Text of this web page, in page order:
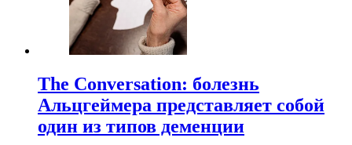
The Conversation: болезнь
Альцгеймера представляет собой
один из типов деменции